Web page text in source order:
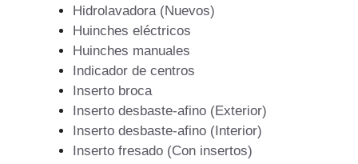
Hidrolavadora (Nuevos)
Huinches eléctricos
Huinches manuales
Indicador de centros
Inserto broca
Inserto desbaste-afino (Exterior)
Inserto desbaste-afino (Interior)
Inserto fresado (Con insertos)